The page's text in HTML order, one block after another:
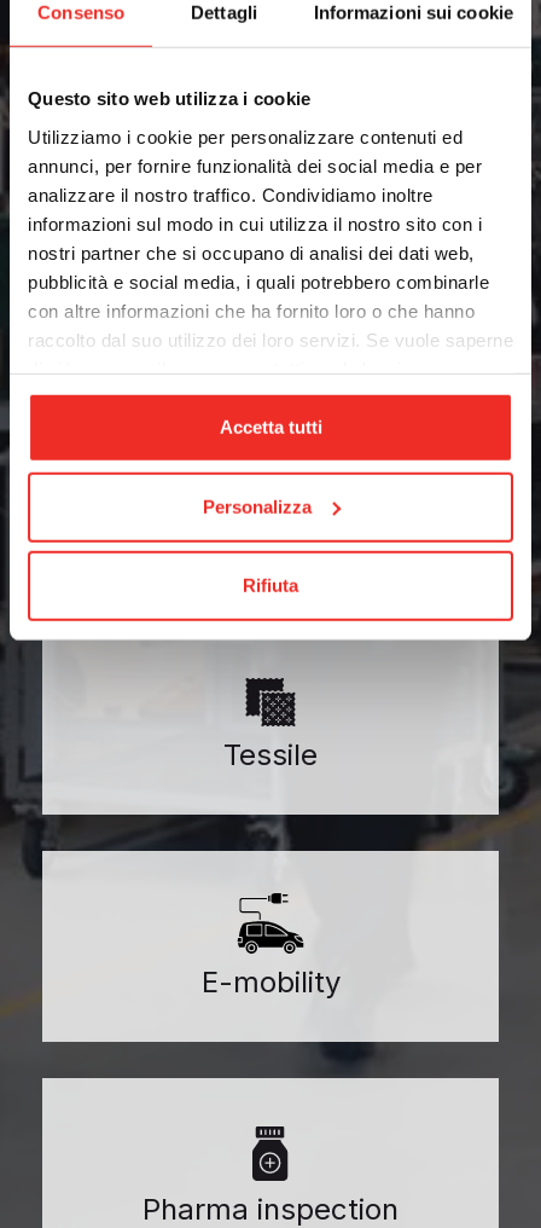
Consenso Dettagli Informazioni sui cookie
Questo sito web utilizza i cookie
Utilizziamo i cookie per personalizzare contenuti ed
annunci, per fornire funzionalità dei social media e per
analizzare il nostro traffico. Condividiamo inoltre
informazioni sul modo in cui utilizza il nostro sito con i
nostri partner che si occupano di analisi dei dati web,
pubblicità e social media, i quali potrebbero combinarle
con altre informazioni che ha fornito loro o che hanno
raccolto dal suo utilizzo dei loro servizi. Se vuole saperne
cookieclicchi qui. Il consenso può essere espresso
cliccando sul tasto “Accetta tutti”. Se non vuole i cookie
di profilazione può negare il consenso sul tasto “Rifiuta".
Accetta tutti
Personalizza
Rifiuta
Packaging
Tessile
E-mobility
Pharma inspection